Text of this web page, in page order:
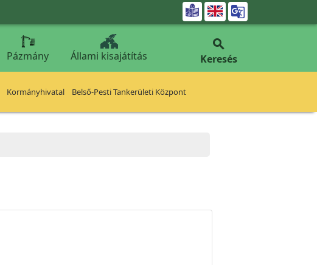

Pázmány Állami kisajátítás

Keresés
Kormányhivatal Belső-Pesti Tankerületi Központ